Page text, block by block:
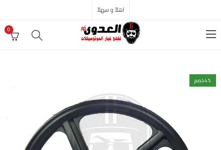
اهلاً و سهلاً
0
4% خصم